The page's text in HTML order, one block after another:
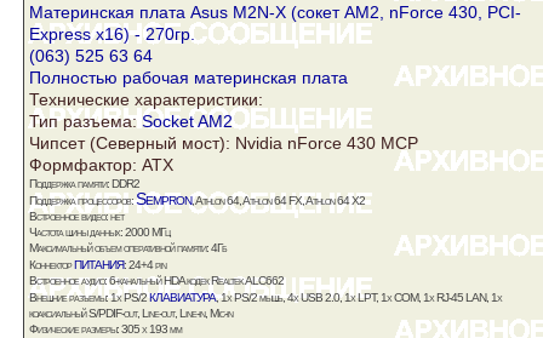
Материнская плата Asus M2N-X (сокет AM2, nForce 430, PCI-
Express x16) - 270гр.
(063) 525 63 64
Полностью рабочая материнская плата
Технические характеристики:
Тип разъема: Socket AM2
Чипсет (Северный мост): Nvidia nForce 430 MCP
Формфактор: ATX
Поддержкапамяти:DDR2
Поддержка процессоров:Sempron,Athlon64,Athlon64 FX,Athlon64 X2
Встроенноевидео: нет
Частоташины данных: 2000 МГц
Максимальный объем оперативнойпамяти: 4Гб
Коннекторпитания: 24+4 pin
Встроенное аудио: 6-канальный HDA кодек Realtek ALC662
Внешние разъемы: 1x PS/2клавиатура, 1x PS/2 мышь, 4x USB 2.0, 1x LPT, 1x COM, 1x RJ-45 LAN, 1x
коаксиальный S/PDIF-out, Line-out, Line-in, Mic-in
Физические размеры: 305 x 193 мм